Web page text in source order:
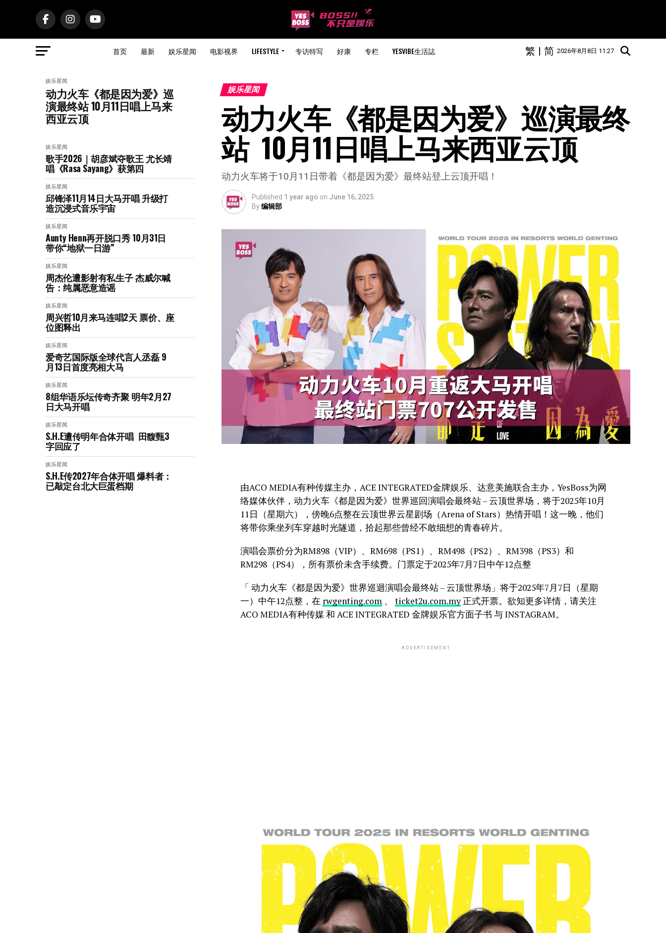
首页 最新 娱乐星闻 电影视界 LIFESTYLE 专访特写 好康 专栏 YESVIBE生活誌 2026年8月8日 11:27
简
|
繁
娱乐星闻
动力火车《都是因为爱》巡
演最终站 10月11日唱上马来
西亚云顶
娱乐星闻
歌手2026｜胡彦斌夺歌王 尤长靖
唱《Rasa Sayang》获第四
娱乐星闻
邱锋泽11月14日大马开唱 升级打
造沉浸式音乐宇宙
娱乐星闻
Aunty Henn再开脱口秀 10月31日
带你“地狱一日游”
娱乐星闻
周杰伦遭影射有私生子 杰威尔喊
告：纯属恶意造谣
娱乐星闻
周兴哲10月来马连唱2天 票价、座
位图释出
娱乐星闻
爱奇艺国际版全球代言人丞磊 9
月13日首度亮相大马
娱乐星闻
8组华语乐坛传奇⻬聚 明年2月27
日大马开唱
娱乐星闻
S.H.E遭传明年合体开唱 田馥甄3
字回应了
娱乐星闻
S.H.E传2027年合体开唱 爆料者：
已敲定台北大巨蛋档期
娱乐星闻
动力火车《都是因为爱》巡演最终
站  10月11日唱上马来西亚云顶
动力火车将于10月11日带着《都是因为爱》最终站登上云顶开唱！
Published 1 year ago on June 16, 2025
By编辑部
由ACO MEDIA有种传媒主办，ACE INTEGRATED金牌娱乐、达意美施联合主办，YesBoss为网
络媒体伙伴，动力火车《都是因为爱》世界巡回演唱会最终站 – 云顶世界场，将于2025年10月
11日（星期六），傍晚6点整在云顶世界云星剧场（Arena of Stars）热情开唱！这一晚，他们
将带你乘坐列车穿越时光隧道，拾起那些曾经不敢细想的青春碎片。
演唱会票价分为RM898（VIP）、RM698（PS1）、RM498（PS2）、RM398（PS3）和
RM298（PS4），所有票价未含手续费。门票定于2025年7月7日中午12点整
「 动力火车《都是因为爱》世界巡迴演唱会最终站 – 云顶世界场」将于2025年7月7日（星期
一）中午12点整，在 rwgenting.com、 ticket2u.com.my正式开票。欲知更多详情，请关注
ACO MEDIA有种传媒 和 ACE INTEGRATED 金牌娱乐官方面子书 与 INSTAGRAM。
ADVERTISEMENT